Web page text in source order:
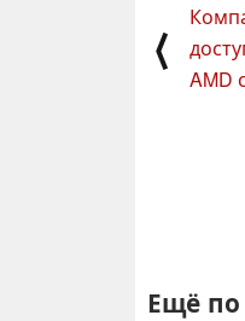
⟨
AMD
Ещё